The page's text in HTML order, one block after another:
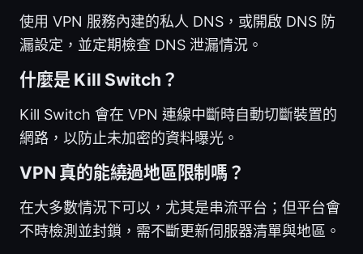
使用 VPN 服務內建的私人 DNS，或開啟 DNS 防
漏設定，並定期檢查 DNS 泄漏情況。
什麼是 Kill Switch？
Kill Switch 會在 VPN 連線中斷時自動切斷裝置的
網路，以防止未加密的資料曝光。
VPN 真的能繞過地區限制嗎？
在大多數情況下可以，尤其是串流平台；但平台會
不時檢測並封鎖，需不斷更新伺服器清單與地區。